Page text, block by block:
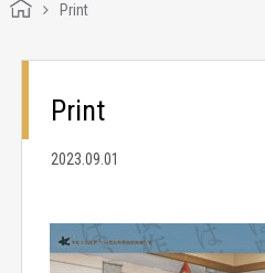
Print
Print
2023.09.01